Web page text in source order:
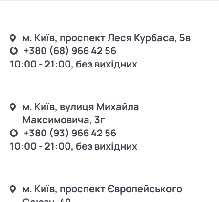
м. Київ, проспект Леся Курбаса, 5в
+380 (68) 966 42 56
10:00 - 21:00, без вихідних
м. Київ, вулиця Михайла
Максимовича, 3г
+380 (93) 966 42 56
10:00 - 21:00, без вихідних
м. Київ, проспект Європейського